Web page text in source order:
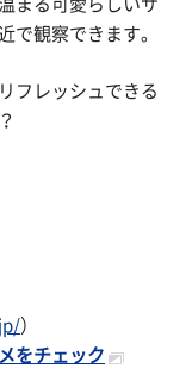
まる可愛らしいサ
で観察できます。
フレッシュできる
）
をチェック